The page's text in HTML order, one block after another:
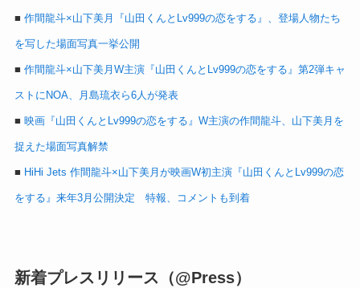
■ 作間龍斗×山下美月『山田くんとLv999の恋をする』、登場人物たち
を写した場面写真一挙公開
■ 作間龍斗×山下美月W主演『山田くんとLv999の恋をする』第2弾キャ
ストにNOA、月島琉衣ら6人が発表
■ 映画『山田くんとLv999の恋をする』W主演の作間龍斗、山下美月を
捉えた場面写真解禁
■ HiHi Jets 作間龍斗×山下美月が映画W初主演『山田くんとLv999の恋
をする』来年3月公開決定 特報、コメントも到着
新着プレスリリース（@Press）